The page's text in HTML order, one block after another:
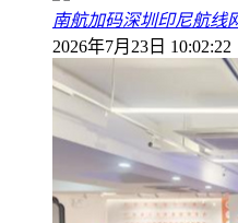
南航加码深圳印尼航线
2026年7月23日 10:02:22